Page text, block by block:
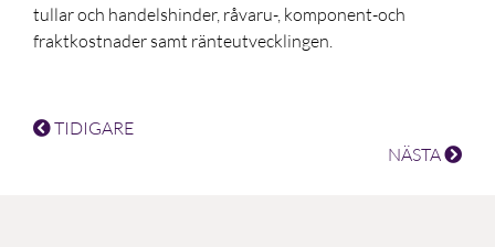
tullar och handelshinder, råvaru-, komponent-och
fraktkostnader samt ränteutvecklingen.
TIDIGARE
NÄSTA